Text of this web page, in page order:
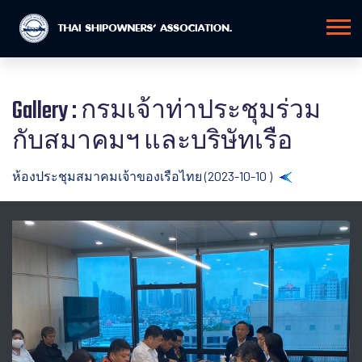
Gallery : กรมเจ้าท่าประชุมร่วม
กับสมาคมฯ และบริษัทเรือ
ห้องประชุมสมาคมเจ้าของเรือไทย (2023-10-10 )